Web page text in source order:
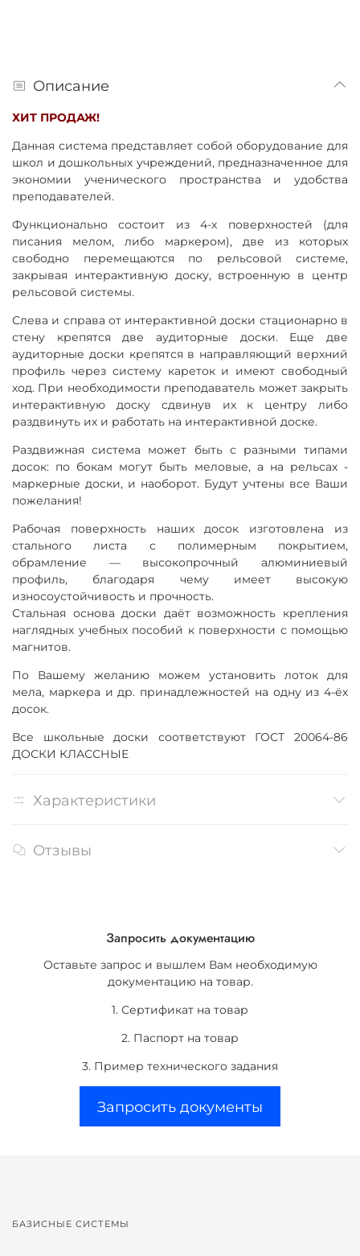
Описание
ХИТ ПРОДАЖ!
Данная система представляет собой оборудование для
школ и дошкольных учреждений, предназначенное для
экономии ученического пространства и удобства
преподавателей.
Функционально состоит из 4-х поверхностей (для
писания мелом, либо маркером), две из которых
свободно перемещаются по рельсовой системе,
закрывая интерактивную доску, встроенную в центр
рельсовой системы.
Слева и справа от интерактивной доски стационарно в
стену крепятся две аудиторные доски. Еще две
аудиторные доски крепятся в направляющий верхний
профиль через систему кареток и имеют свободный
ход. При необходимости преподаватель может закрыть
интерактивную доску сдвинув их к центру либо
раздвинуть их и работать на интерактивной доске.
Раздвижная система может быть с разными типами
досок: по бокам могут быть меловые, а на рельсах -
маркерные доски, и наоборот. Будут учтены все Ваши
пожелания!
Рабочая поверхность наших досок изготовлена из
стального листа с полимерным покрытием,
обрамление — высокопрочный алюминиевый
профиль, благодаря чему имеет высокую
износоустойчивость и прочность.
Стальная основа доски даёт возможность крепления
наглядных учебных пособий к поверхности с помощью
магнитов.
По Вашему желанию можем установить лоток для
мела, маркера и др. принадлежностей на одну из 4-ёх
досок.
Все школьные доски соответствуют ГОСТ 20064-86
ДОСКИ КЛАССНЫЕ
Характеристики
Отзывы
Запросить документацию
Оставьте запрос и вышлем Вам необходимую
документацию на товар.
1. Сертификат на товар
2. Паспорт на товар
3. Пример технического задания
Запросить документы
БАЗИСНЫЕ СИСТЕМЫ